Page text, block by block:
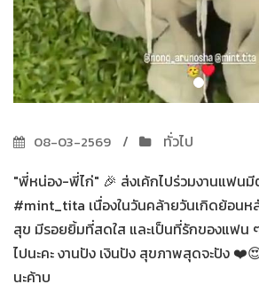
08-03-2569
ทั่วไป
"พี่หน่อง-พี่ไก่" 🎉 ส่งเค้กไปร่วมงานแฟน
#mint_tita เนื่องในวันคล้ายวันเกิดย้อนห
สุข มีรอยยิ้มที่สดใส และเป็นที่รักของแฟ
ไปนะคะ งานปัง เงินปัง สุขภาพสุดจะปัง
นะค้าบ